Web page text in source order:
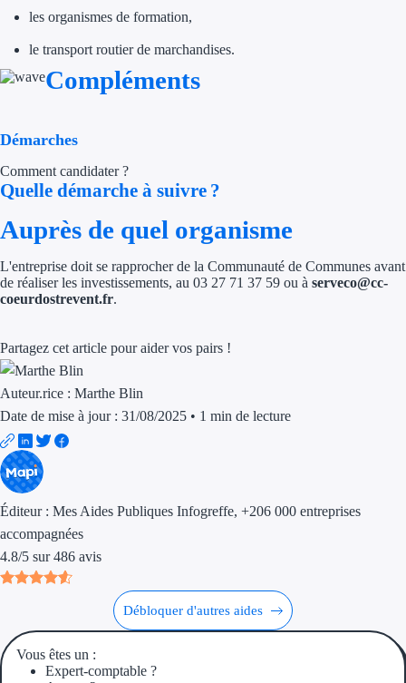
Outre-mer
Aides Région
Aides Nationales
Nos tarifs
Recherche autonome
les organismes de formation,
le transport routier de marchandises.
Compléments
Démarches
Comment candidater ?
Quelle démarche à suivre ?
Auprès de quel organisme
L'entreprise doit se rapprocher de la Communauté de Communes avant
de réaliser les investissements, au 03 27 71 37 59 ou à serveco@cc-
coeurdostrevent.fr.
Partagez cet article pour aider vos pairs !
Auteur.rice : Marthe Blin
Date de mise à jour : 31/08/2025 • 1 min de lecture
Éditeur : Mes Aides Publiques Infogreffe, +206 000 entreprises
accompagnées
4.8/5 sur 486 avis
Débloquer d'autres aides
Vous êtes un :
Expert-comptable ?